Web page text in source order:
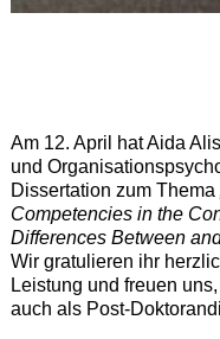
Am 12. April hat Aida
und
Dissertation zum Thema
Competencies in the
Differences Between
Wir gratulieren ihr
Leistung und freuen
auch als Post-